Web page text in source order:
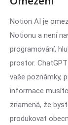
Notion AI je
Notionu a není
programování,
prostor.
vaše poznámky,
informace
znamená, že
produkovat